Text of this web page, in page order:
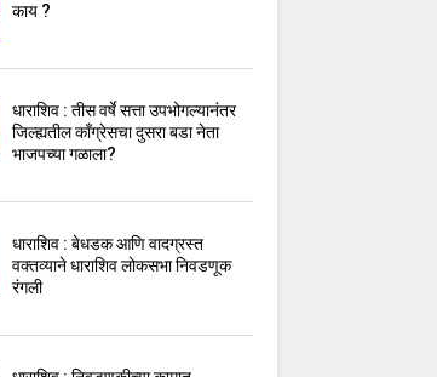
काय ?
धाराशिव : तीस वर्षे सत्ता उपभोगल्यानंतर
जिल्ह्यतील कॉंग्रेसचा दुसरा बडा नेता
भाजपच्या गळाला?
धाराशिव : बेधडक आणि वादग्रस्त
वक्तव्याने धाराशिव लोकसभा निवडणूक
रंगली